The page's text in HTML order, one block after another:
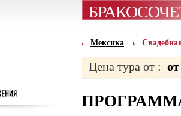
Мексика
Цена тура от :